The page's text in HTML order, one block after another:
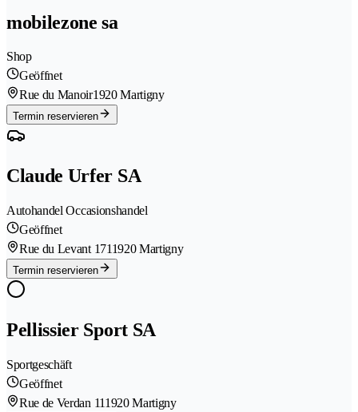
mobilezone sa
Shop
Geöffnet
Rue du Manoir1920 Martigny
Termin reservieren
Claude Urfer SA
Autohandel Occasionshandel
Geöffnet
Rue du Levant 1711920 Martigny
Termin reservieren
Pellissier Sport SA
Sportgeschäft
Geöffnet
Rue de Verdan 111920 Martigny